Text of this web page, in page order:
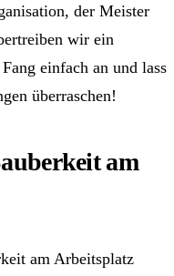
der Meister
wir ein
einfach an und lass
überraschen!
am
am Arbeitsplatz